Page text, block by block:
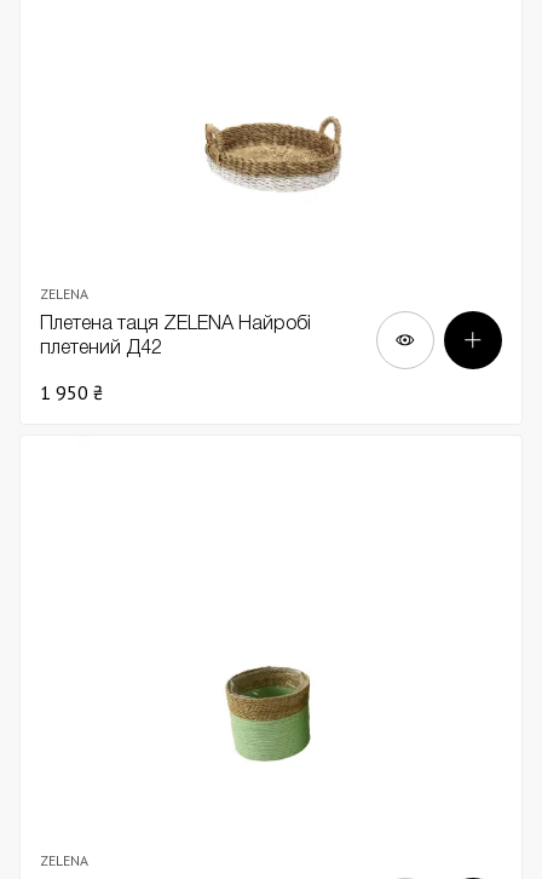
ZELENA
Плетена таця ZELENA Найробі
плетений Д42
1 950 ₴
ZELENA